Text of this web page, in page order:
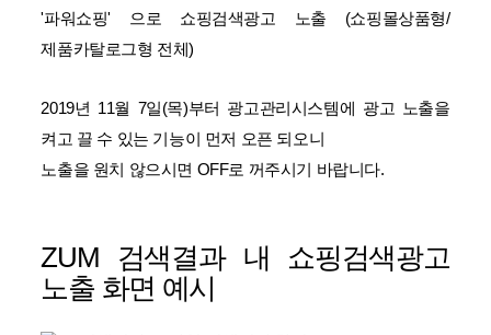
'파워쇼핑' 으로 쇼핑검색광고 노출 (쇼핑몰상품형/
제품카탈로그형 전체)
2019년 11월 7일(목)부터 광고관리시스템에 광고 노출을
켜고 끌 수 있는 기능이 먼저 오픈 되오니
노출을 원치 않으시면 OFF로 꺼주시기 바랍니다.
ZUM 검색결과 내 쇼핑검색광고
노출 화면 예시